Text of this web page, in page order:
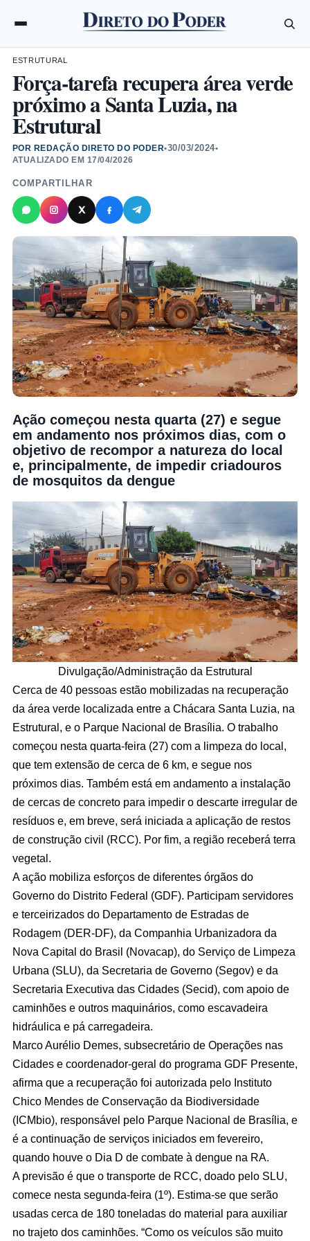
ESTRUTURAL
Força-tarefa recupera área verde
próximo a Santa Luzia, na
Estrutural
POR REDAÇÃO DIRETO DO PODER•30/03/2024•
ATUALIZADO EM 17/04/2026
COMPARTILHAR
Ação começou nesta quarta (27) e segue
em andamento nos próximos dias, com o
objetivo de recompor a natureza do local
e, principalmente, de impedir criadouros
de mosquitos da dengue
Divulgação/Administração da Estrutural
Cerca de 40 pessoas estão mobilizadas na recuperação
da área verde localizada entre a Chácara Santa Luzia, na
Estrutural, e o Parque Nacional de Brasília. O trabalho
começou nesta quarta-feira (27) com a limpeza do local,
que tem extensão de cerca de 6 km, e segue nos
próximos dias. Também está em andamento a instalação
de cercas de concreto para impedir o descarte irregular de
resíduos e, em breve, será iniciada a aplicação de restos
de construção civil (RCC). Por fim, a região receberá terra
vegetal.
A ação mobiliza esforços de diferentes órgãos do
Governo do Distrito Federal (GDF). Participam servidores
e terceirizados do Departamento de Estradas de
Rodagem (DER-DF), da Companhia Urbanizadora da
Nova Capital do Brasil (Novacap), do Serviço de Limpeza
Urbana (SLU), da Secretaria de Governo (Segov) e da
Secretaria Executiva das Cidades (Secid), com apoio de
caminhões e outros maquinários, como escavadeira
hidráulica e pá carregadeira.
Marco Aurélio Demes, subsecretário de Operações nas
Cidades e coordenador-geral do programa GDF Presente,
afirma que a recuperação foi autorizada pelo Instituto
Chico Mendes de Conservação da Biodiversidade
(ICMbio), responsável pelo Parque Nacional de Brasília, e
é a continuação de serviços iniciados em fevereiro,
quando houve o Dia D de combate à dengue na RA.
A previsão é que o transporte de RCC, doado pelo SLU,
comece nesta segunda-feira (1º). Estima-se que serão
usadas cerca de 180 toneladas do material para auxiliar
no trajeto dos caminhões. “Como os veículos são muito